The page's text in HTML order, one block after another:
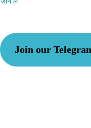
Join our